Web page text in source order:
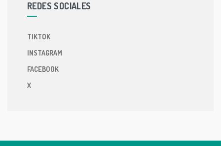
REDES SOCIALES
TIKTOK
INSTAGRAM
FACEBOOK
X